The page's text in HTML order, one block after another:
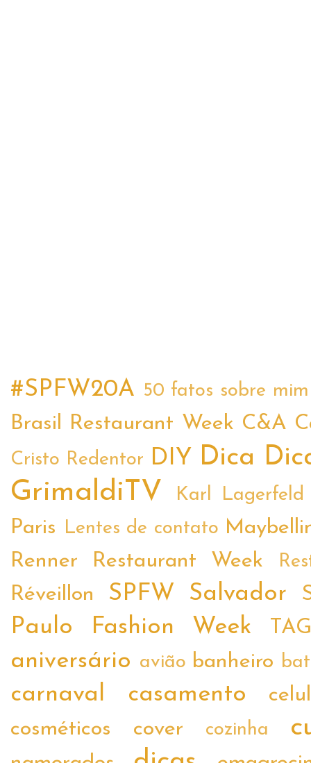
#SPFW20A 50 fatos sobre mim
Brasil Restaurant Week C&A
Cristo Redentor DIY Dica
GrimaldiTV Karl Lagerfeld
Paris Lentes de contato
Renner
Restaurant Week
Réveillon SPFW Salvador
Paulo Fashion Week TAG
aniversário avião banheiro
carnaval casamento
cosméticos
cover cozinha